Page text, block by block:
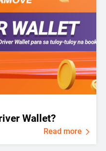
Wallet?
Read more